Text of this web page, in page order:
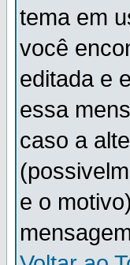
tema em
você
editada e
essa
caso a
e o